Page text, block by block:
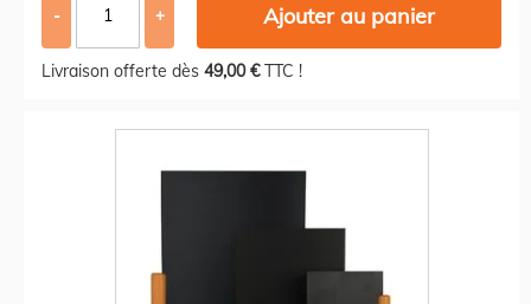
- + Ajouter au panier
Livraison offerte dès 49,00 €TTC !